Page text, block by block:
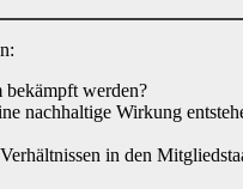
werden?
nachhaltige Wirkung
Verhältnissen in den